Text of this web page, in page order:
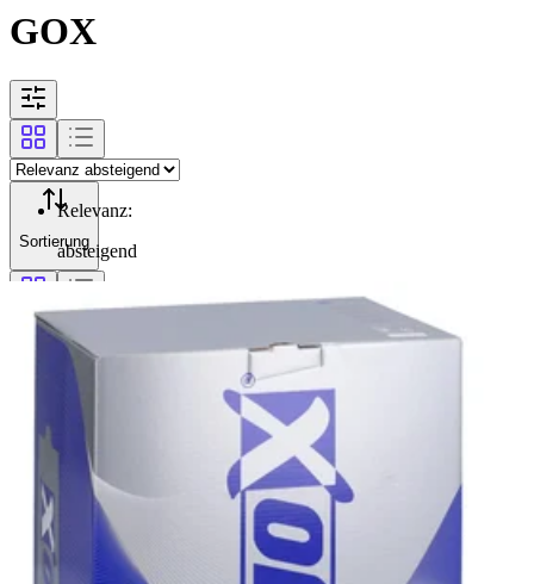
GOX
Sortierung
Filterung
Relevanz:
absteigend